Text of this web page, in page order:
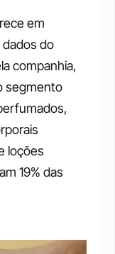
em
do
companhia,
segmento
loções
19% das